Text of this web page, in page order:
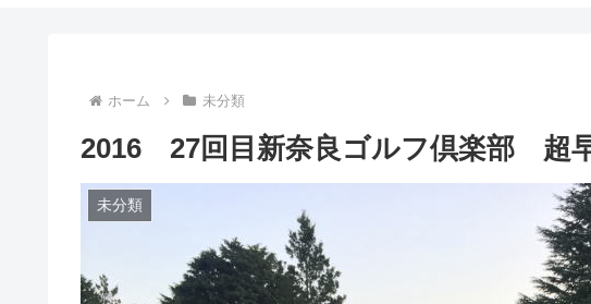
ホーム 未分類
2016 27回目新奈良ゴルフ倶楽部 超
未分類